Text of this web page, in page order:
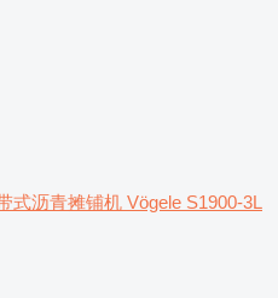
式沥青摊铺机 Vögele S1900-3L